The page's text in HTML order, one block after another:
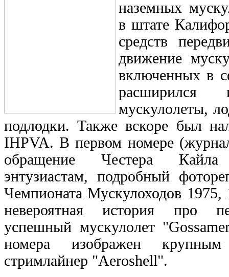
наземных
в штате
средств
движение
включенных в
мускулолеты,
подлодки. Также вскоре был
IHPVA. В первом номере
обращение Честера
энтузиастам, подробный
Чемпионата Мускулоходов 1975,
невероятная история про
успешный мускулолет
номера изображен
стримлайнер "Aeroshell".